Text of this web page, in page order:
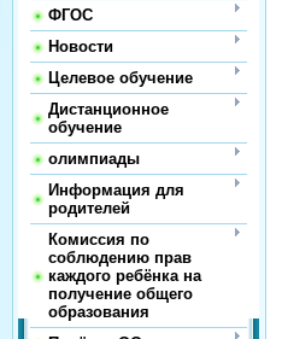
ФГОС
Новости
Целевое обучение
Дистанционное
обучение
олимпиады
Информация для
родителей
Комиссия по
соблюдению прав
каждого ребёнка на
получение общего
образования